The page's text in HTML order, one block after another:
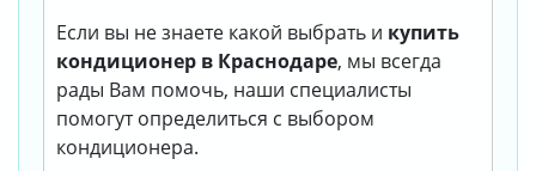
Если вы не знаете какой выбрать и купить
кондиционер в Краснодаре, мы всегда
рады Вам помочь, наши специалисты
помогут определиться с выбором
кондиционера.